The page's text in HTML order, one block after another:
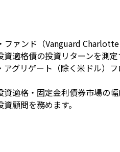
ァンド（Vanguard
適格債の投資リターンを測
グリゲート（除く米ドル）
適格・固定金利債券市場の幅
顧問を務めます。